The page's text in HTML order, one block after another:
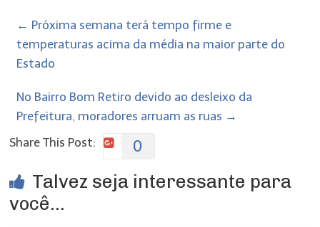
← Próxima semana terá tempo firme e
temperaturas acima da média na maior parte do
Estado
No Bairro Bom Retiro devido ao desleixo da
Prefeitura, moradores arruam as ruas →
Share This Post:
0
Talvez seja interessante para
você...